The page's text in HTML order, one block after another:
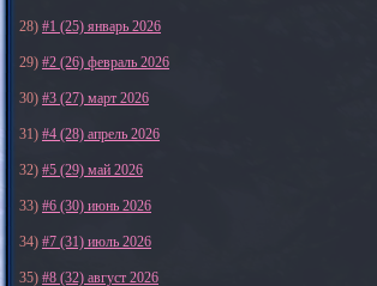
28) #1 (25) январь 2026
29) #2 (26) февраль 2026
30) #3 (27) март 2026
31) #4 (28) апрель 2026
32) #5 (29) май 2026
33) #6 (30) июнь 2026
34) #7 (31) июль 2026
35) #8 (32) август 2026